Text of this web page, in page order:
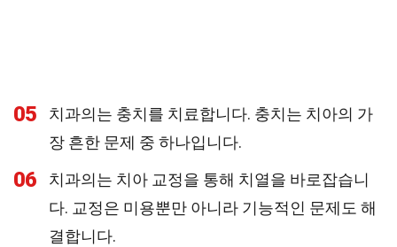
05
치과의는 충치를 치료합니다. 충치는 치아의 가
장 흔한 문제 중 하나입니다.
06
치과의는 치아 교정을 통해 치열을 바로잡습니
다. 교정은 미용뿐만 아니라 기능적인 문제도 해
결합니다.